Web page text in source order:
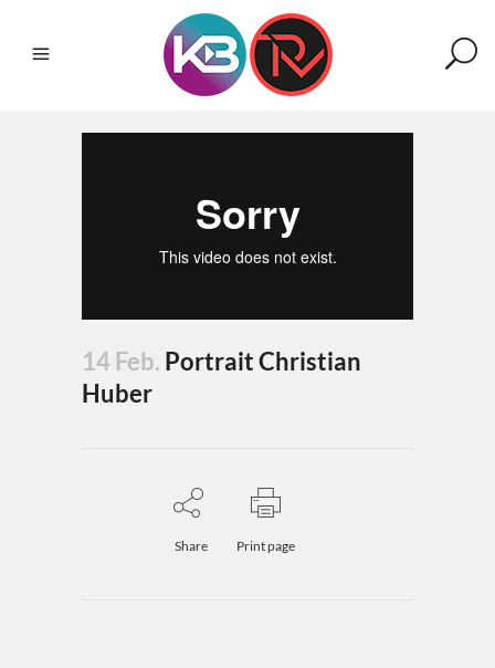
14 Feb. Portrait Christian
Huber
Share Print page